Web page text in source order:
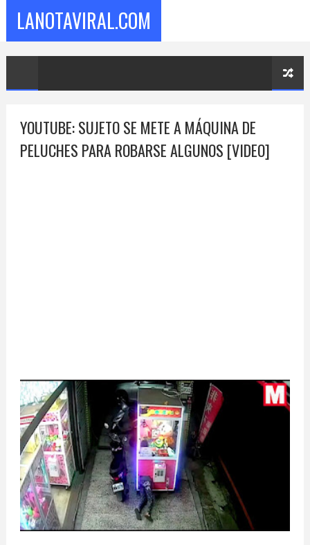
LANOTAVIRAL.COM
YOUTUBE: SUJETO SE METE A MÁQUINA DE
PELUCHES PARA ROBARSE ALGUNOS [VIDEO]